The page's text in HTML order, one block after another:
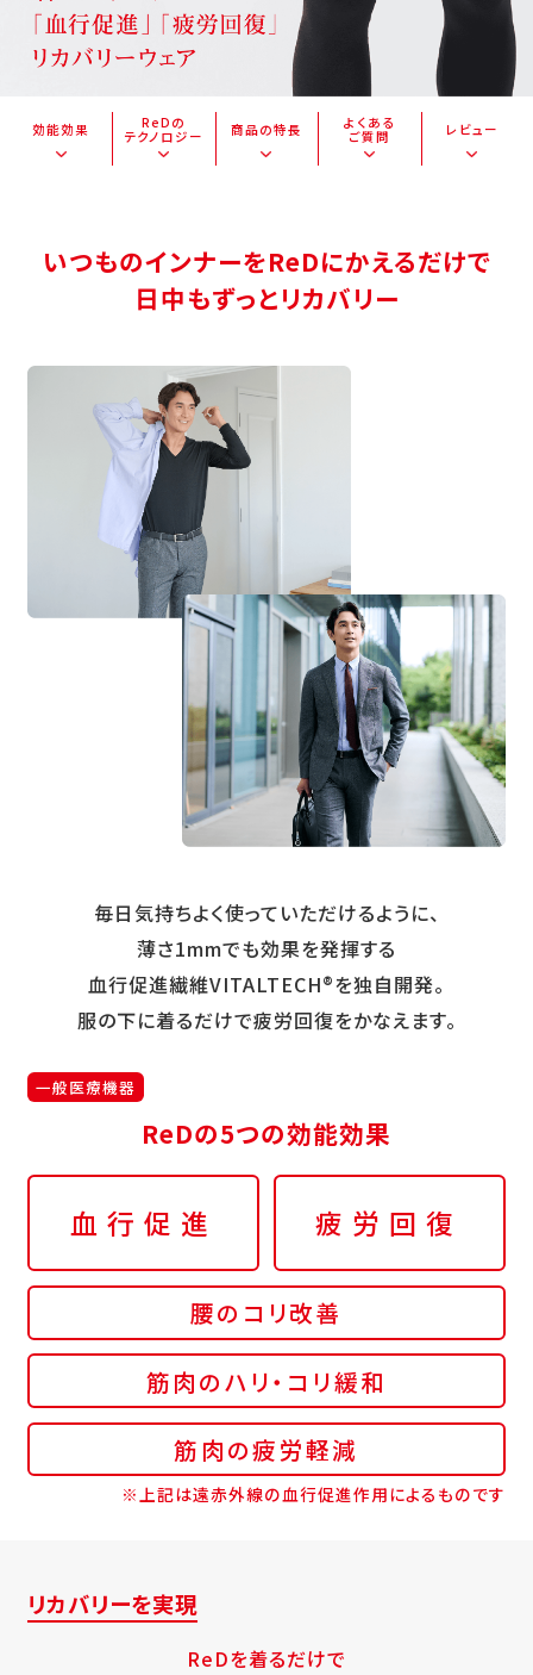
効能効果
ReDの
テクノロジー
商品の特長
よくある
ご質問
レビュー
いつものインナーをReDにかえるだけで
日中もずっとリカバリー
毎日気持ちよく使っていただけるように、
薄さ1mmでも効果を発揮する
血行促進繊維VITALTECH®を独自開発。
服の下に着るだけで疲労回復をかなえます。
一般医療機器
ReDの5つの効能効果
血行促進 疲労回復
腰のコリ改善
筋肉のハリ・コリ緩和
筋肉の疲労軽減
※上記は遠赤外線の血行促進作用によるものです
リカバリーを実現
ReDを着るだけで